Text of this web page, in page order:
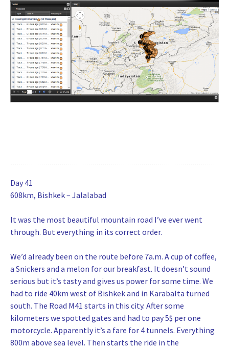
Day 41
608km, Bishkek – Jalalabad
It was the most beautiful mountain road I’ve ever went
through. But everything in its correct order.
We’d already been on the route before 7a.m. A cup of coffee,
a Snickers and a melon for our breakfast. It doesn’t sound
serious but it’s tasty and gives us power for some time. We
had to ride 40km west of Bishkek and in Karabalta turned
south. The Road M41 starts in this city. After some
kilometers we spotted gates and had to pay 5$ per one
motorcycle. Apparently it’s a fare for 4 tunnels. Everything
800m above sea level. Then starts the ride in the